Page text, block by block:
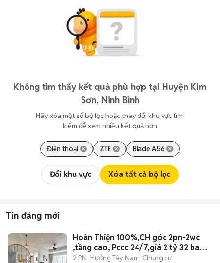
Không tìm thấy kết quả phù hợp tại Huyện Kim
Sơn, Ninh Bình
Hãy xóa một số bộ lọc hoặc thay đổi khu vực tìm
kiếm để xem nhiều kết quả hơn
Điện thoại ZTE Blade A56
Đổi khu vực Xóa tất cả bộ lọc
Tin đăng mới
Hoàn Thiện 100%,CH góc 2pn-2wc
,tầng cao, Pccc 24/7,giá 2 tỷ 32 bao
sổ
2 PN Hướng Tây Nam Chung cư